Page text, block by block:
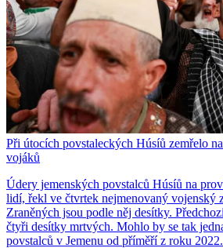
Při útocích povstaleckých Húsíů zemřelo
vojáků
Údery jemenských povstalců Húsíů na
lidí, řekl ve čtvrtek nejmenovaný vojenský
Zraněných jsou podle něj desítky.
čtyři desítky mrtvých. Mohlo by se tak
povstalců v Jemenu od příměří z roku 2022.